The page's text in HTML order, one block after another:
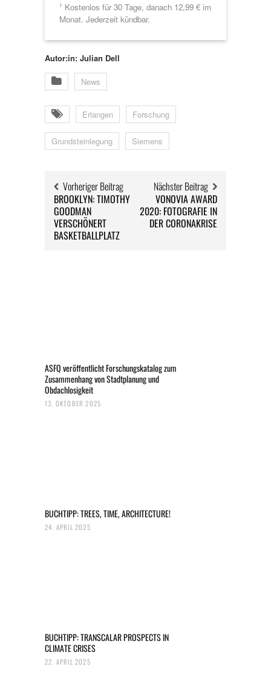
1 Kostenlos für 30 Tage, danach 12,99 € im
Monat. Jederzeit kündbar.
Autor:in: Julian Dell
News
Erlangen Forschung
Grundsteinlegung Siemens
Vorheriger Beitrag
BROOKLYN: TIMOTHY
GOODMAN
VERSCHÖNERT
BASKETBALLPLATZ
Nächster Beitrag
VONOVIA AWARD
2020: FOTOGRAFIE IN
DER CORONAKRISE
ASFQ veröffentlicht Forschungskatalog zum
Zusammenhang von Stadtplanung und
Obdachlosigkeit
13. OKTOBER 2025
BUCHTIPP: TREES, TIME, ARCHITECTURE!
24. APRIL 2025
BUCHTIPP: TRANSCALAR PROSPECTS IN
CLIMATE CRISES
22. APRIL 2025